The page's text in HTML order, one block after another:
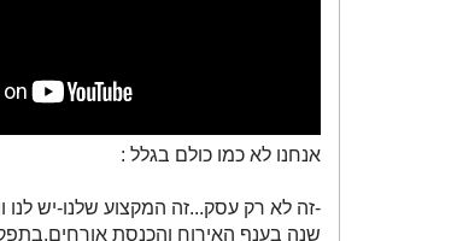
אנחנו לא כמו כולם בגלל :
שנה בענף האירוח והכנסת